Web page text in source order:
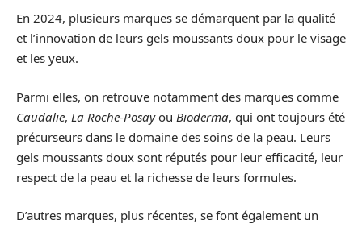
En 2024, plusieurs marques se démarquent par la qualité
et l’innovation de leurs gels moussants doux pour le visage
et les yeux.
Parmi elles, on retrouve notamment des marques comme
Caudalie, La Roche-Posayou Bioderma, qui ont toujours été
précurseurs dans le domaine des soins de la peau. Leurs
gels moussants doux sont réputés pour leur efficacité, leur
respect de la peau et la richesse de leurs formules.
D’autres marques, plus récentes, se font également un